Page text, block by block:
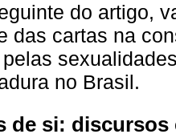
do artigo,
das cartas na
no Brasil.
de si: discursos